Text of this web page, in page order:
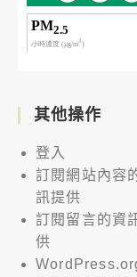
其他操作
登入
訂閱網站內容
訊提供
訂閱留言的資
供